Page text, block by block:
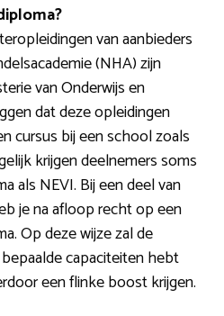
van aanbieders
(NHA) zijn
van Onderwijs en
dat deze opleidingen
cursus bij een school zoals
krijgen deelnemers soms
als NEVI. Bij een deel van
je na afloop recht op een
Op deze wijze zal de
capaciteiten hebt
een flinke boost krijgen.